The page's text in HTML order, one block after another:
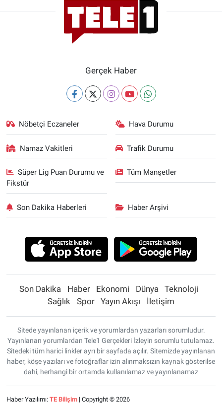
Gerçek Haber
Nöbetçi Eczaneler Hava Durumu
Namaz Vakitleri Trafik Durumu
Süper Lig Puan Durumu ve
Fikstür
Tüm Manşetler
Son Dakika Haberleri Haber Arşivi
Son Dakika Haber Ekonomi Dünya
Teknoloji
Sağlık
Spor Yayın Akışı İletişim
Sitede yayınlanan içerik ve yorumlardan yazarları sorumludur.
Yayınlanan yorumlardan Tele1 Gerçekleri İzleyin sorumlu tutulamaz.
Sitedeki tüm harici linkler ayrı bir sayfada açılır. Sitemizde yayınlanan
haber, köşe yazıları ve fotoğraflar izin alınmaksızın kaynak gösterilse
dahi, herhangi bir ortamda kullanılamaz ve yayınlanamaz
Haber Yazılımı: TE Bilişim| Copyright © 2026